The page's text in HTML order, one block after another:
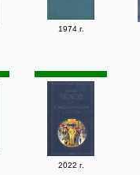
1974 г.
2022 г.